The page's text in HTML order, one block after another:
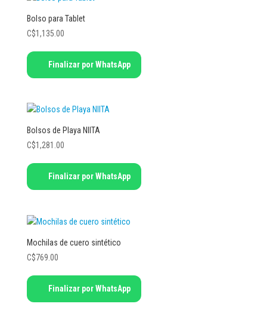
Bolso para Tablet
C$1,135.00
Finalizar por WhatsApp
Bolsos de Playa NIITA
C$1,281.00
Finalizar por WhatsApp
Mochilas de cuero sintético
C$769.00
Este
producto
tiene
Finalizar por WhatsApp